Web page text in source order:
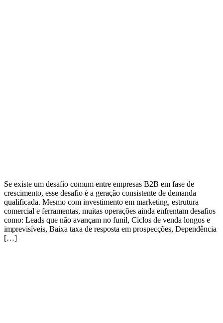
Se existe um desafio comum entre empresas B2B em fase de
crescimento, esse desafio é a geração consistente de demanda
qualificada. Mesmo com investimento em marketing, estrutura
comercial e ferramentas, muitas operações ainda enfrentam desafios
como: Leads que não avançam no funil, Ciclos de venda longos e
imprevisíveis, Baixa taxa de resposta em prospecções, Dependência
[…]